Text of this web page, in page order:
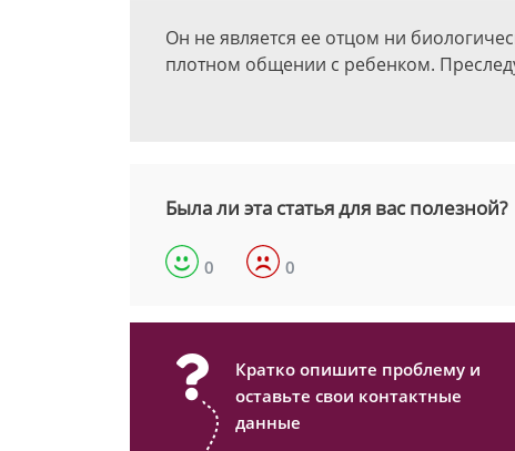
Он не является ее отцом ни
плотном общении с ребенком.
Была ли эта статья для вас полезной?
0 0
Кратко опишите проблему и
оставьте свои контактные
данные